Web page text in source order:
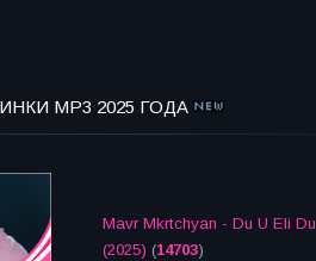
MP3 2025 ГОДА
Mavr Mkrtchyan - Du U Eli Du
(2025) (14703)